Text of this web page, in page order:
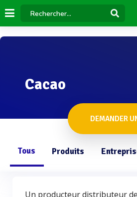
Cacao
DEMANDER
Tous Produits
Un producteur distributeur